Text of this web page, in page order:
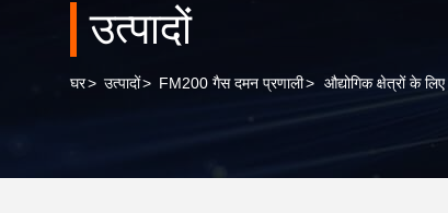
उत्पादों
घर> उत्पादों> FM200 गैस दमन प्रणाली> औद्योगिक क्षेत्रों के